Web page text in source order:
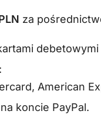
za
American
koncie PayPal.